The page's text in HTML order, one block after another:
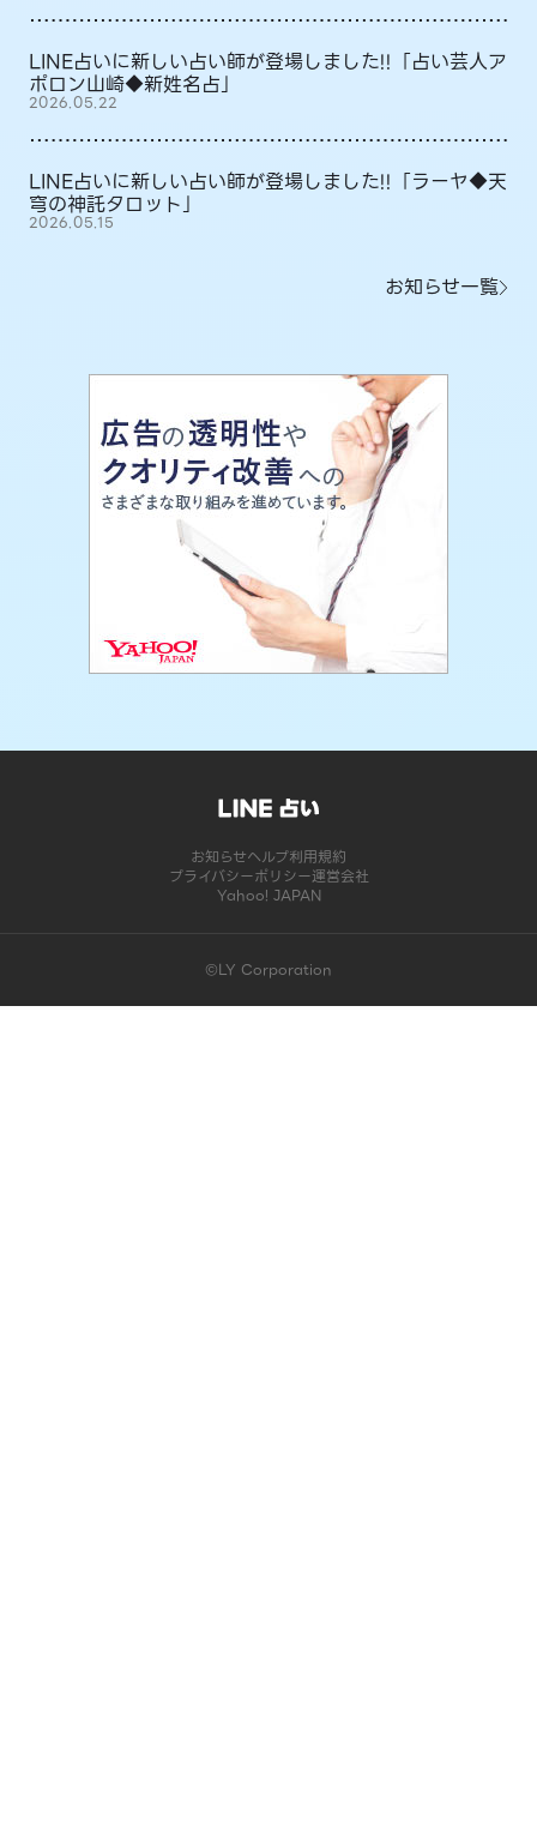
LINE占いに新しい占い師が登場しました!!「占い芸人ア
ポロン山崎◆新姓名占」
2026.05.22
LINE占いに新しい占い師が登場しました!!「ラーヤ◆天
穹の神託タロット」
2026.05.15
お知らせ一覧
お知らせヘルプ利用規約
プライバシーポリシー運営会社
Yahoo! JAPAN
©LY Corporation
このコンテンツは掲載が終了しました | LINE占い